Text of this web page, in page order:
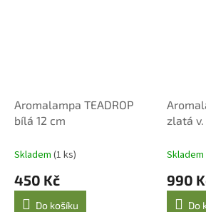
Aromalampa TEADROP
bílá 12 cm
Skladem (1 ks)
450 Kč
Do košíku
zlatá v.
Skladem
990
Do